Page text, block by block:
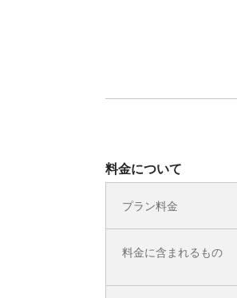
料金について
プラン料金
料金に含まれるもの